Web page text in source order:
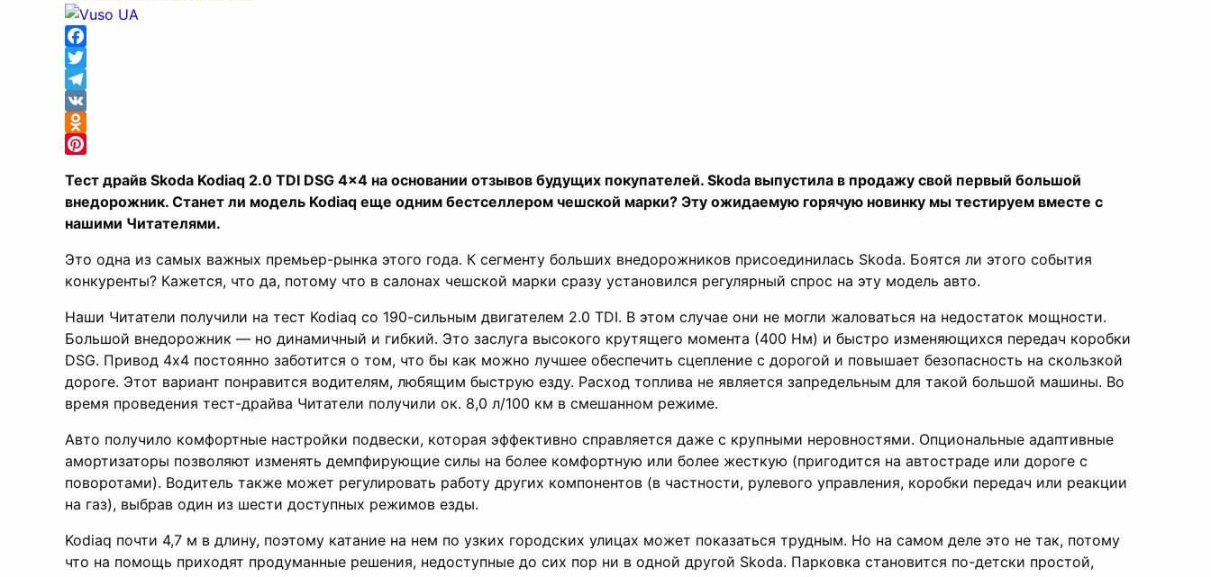
Facebook
Twitter
Telegram
VK
Odnoklassniki
Тест драйв Skoda Kodiaq 2.0 TDI DSG 4×4 на основании отзывов будущих покупателей. Skoda выпустила в продажу свой первый большой
внедорожник. Станет ли модель Kodiaq еще одним бестселлером чешской марки? Эту ожидаемую горячую новинку мы тестируем вместе с
нашими Читателями.
Это одна из самых важных премьер-рынка этого года. К сегменту больших внедорожников присоединилась Skoda. Боятся ли этого события
конкуренты? Кажется, что да, потому что в салонах чешской марки сразу установился регулярный спрос на эту модель авто.
Наши Читатели получили на тест Kodiaq со 190-сильным двигателем 2.0 TDI. В этом случае они не могли жаловаться на недостаток мощности.
Большой внедорожник — но динамичный и гибкий. Это заслуга высокого крутящего момента (400 Нм) и быстро изменяющихся передач коробки
DSG. Привод 4х4 постоянно заботится о том, что бы как можно лучшее обеспечить сцепление с дорогой и повышает безопасность на скользкой
дороге. Этот вариант понравится водителям, любящим быструю езду. Расход топлива не является запредельным для такой большой машины. Во
время проведения тест-драйва Читатели получили ок. 8,0 л/100 км в смешанном режиме.
Авто получило комфортные настройки подвески, которая эффективно справляется даже с крупными неровностями. Опциональные адаптивные
амортизаторы позволяют изменять демпфирующие силы на более комфортную или более жесткую (пригодится на автостраде или дороге с
поворотами). Водитель также может регулировать работу других компонентов (в частности, рулевого управления, коробки передач или реакции
на газ), выбрав один из шести доступных режимов езды.
Kodiaq почти 4,7 м в длину, поэтому катание на нем по узких городских улицах может показаться трудным. Но на самом деле это не так, потому
что на помощь приходят продуманные решения, недоступные до сих пор ни в одной другой Skoda. Парковка становится по-детски простой,